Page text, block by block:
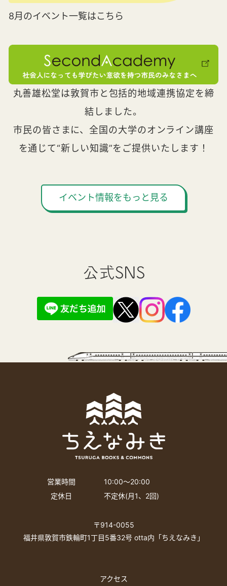
8月のイベント一覧はこちら
丸善雄松堂は敦賀市と包括的地域連携協定を締
結しました。
市民の皆さまに、全国の大学のオンライン講座
を通じて“新しい知識”をご提供いたします！
イベント情報をもっと見る
公式SNS
営業時間
10:00〜20:00
定休日
不定休(月1、2回)
〒914-0055
福井県敦賀市鉄輪町1丁目5番32号 otta内「ちえなみき」
アクセス